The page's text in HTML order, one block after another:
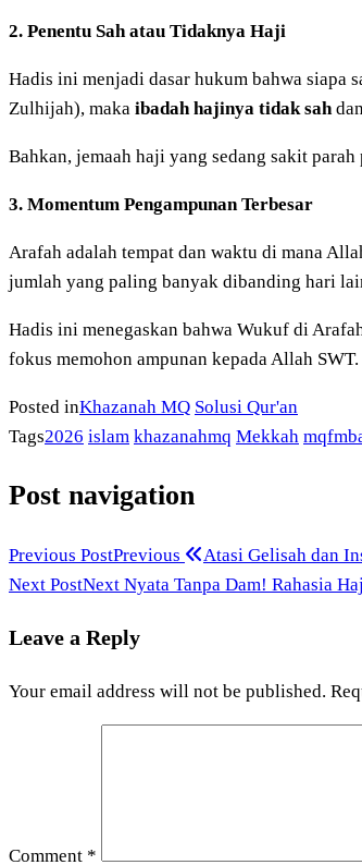
2. Penentu Sah atau Tidaknya Haji
Hadis ini menjadi dasar hukum bahwa
Zulhijah), maka ibadah hajinya tidak sah
Bahkan, jemaah haji yang sedang sakit
3. Momentum Pengampunan Terbesar
Arafah adalah tempat dan waktu di mana
jumlah yang paling banyak dibanding hari
Hadis ini menegaskan bahwa Wukuf di
fokus memohon ampunan kepada Allah SWT.
Posted inKhazanah MQ Solusi Qur'an
Tags2026 islam khazanahmq Mekkah
Post navigation
Previous PostPrevious
Atasi Gelisah dan
Next PostNext Nyata Tanpa Dam! Rahasia
Leave a Reply
Your email address will not be published.
Comment *